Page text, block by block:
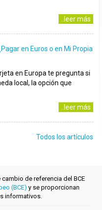
..leer más
en Euros o en Mi Propia
en Europa te pregunta si
local, la opción que
..leer más
Todos los artículos
de referencia del BCE
(BCE) y se proporcionan
informativos.